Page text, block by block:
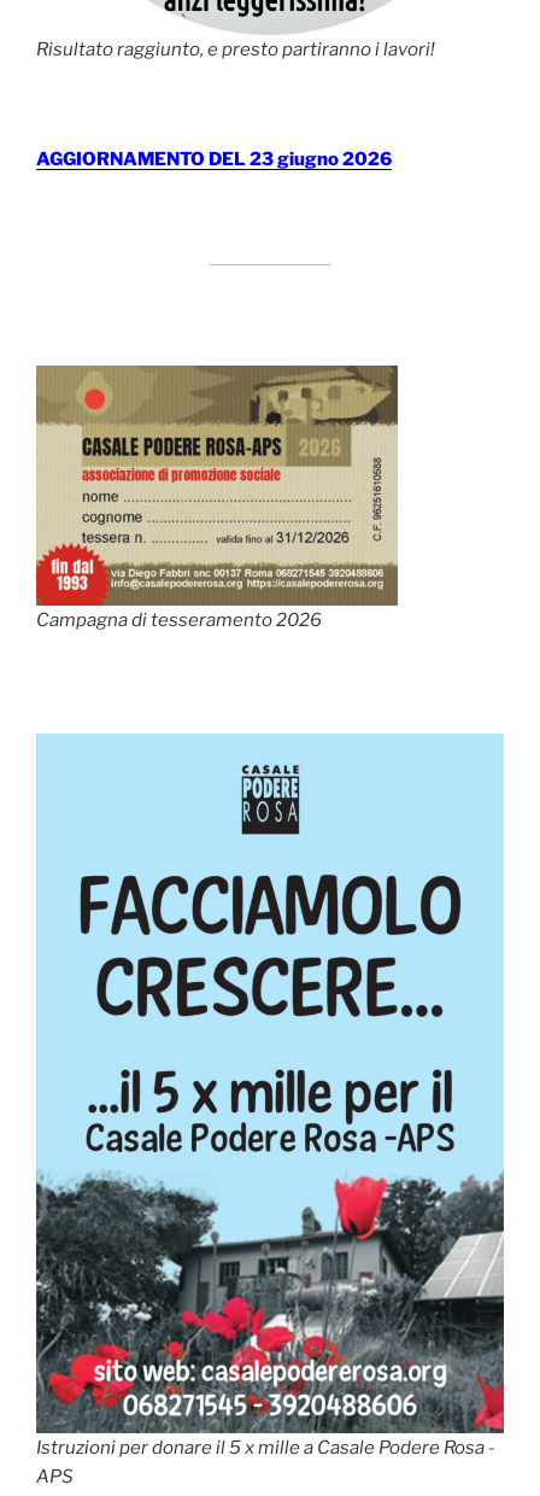
Risultato raggiunto, e presto partiranno i lavori!
AGGIORNAMENTO DEL 23 giugno 2026
Campagna di tesseramento 2026
Istruzioni per donare il 5 x mille a Casale Podere Rosa -
APS